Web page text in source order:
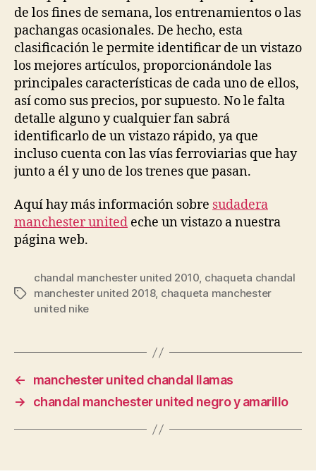
de los fines de semana, los entrenamientos o las
pachangas ocasionales. De hecho, esta
clasificación le permite identificar de un vistazo
los mejores artículos, proporcionándole las
principales características de cada uno de ellos,
así como sus precios, por supuesto. No le falta
detalle alguno y cualquier fan sabrá
identificarlo de un vistazo rápido, ya que
incluso cuenta con las vías ferroviarias que hay
junto a él y uno de los trenes que pasan.
Aquí hay más información sobre sudadera
manchester united eche un vistazo a nuestra
página web.
Etiquetas
chandal manchester united 2010, chaqueta chandal
manchester united 2018, chaqueta manchester
united nike
←
manchester united chandal llamas
→
chandal manchester united negro y amarillo